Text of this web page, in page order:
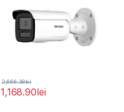
1,168.90lei
2,666.38lei